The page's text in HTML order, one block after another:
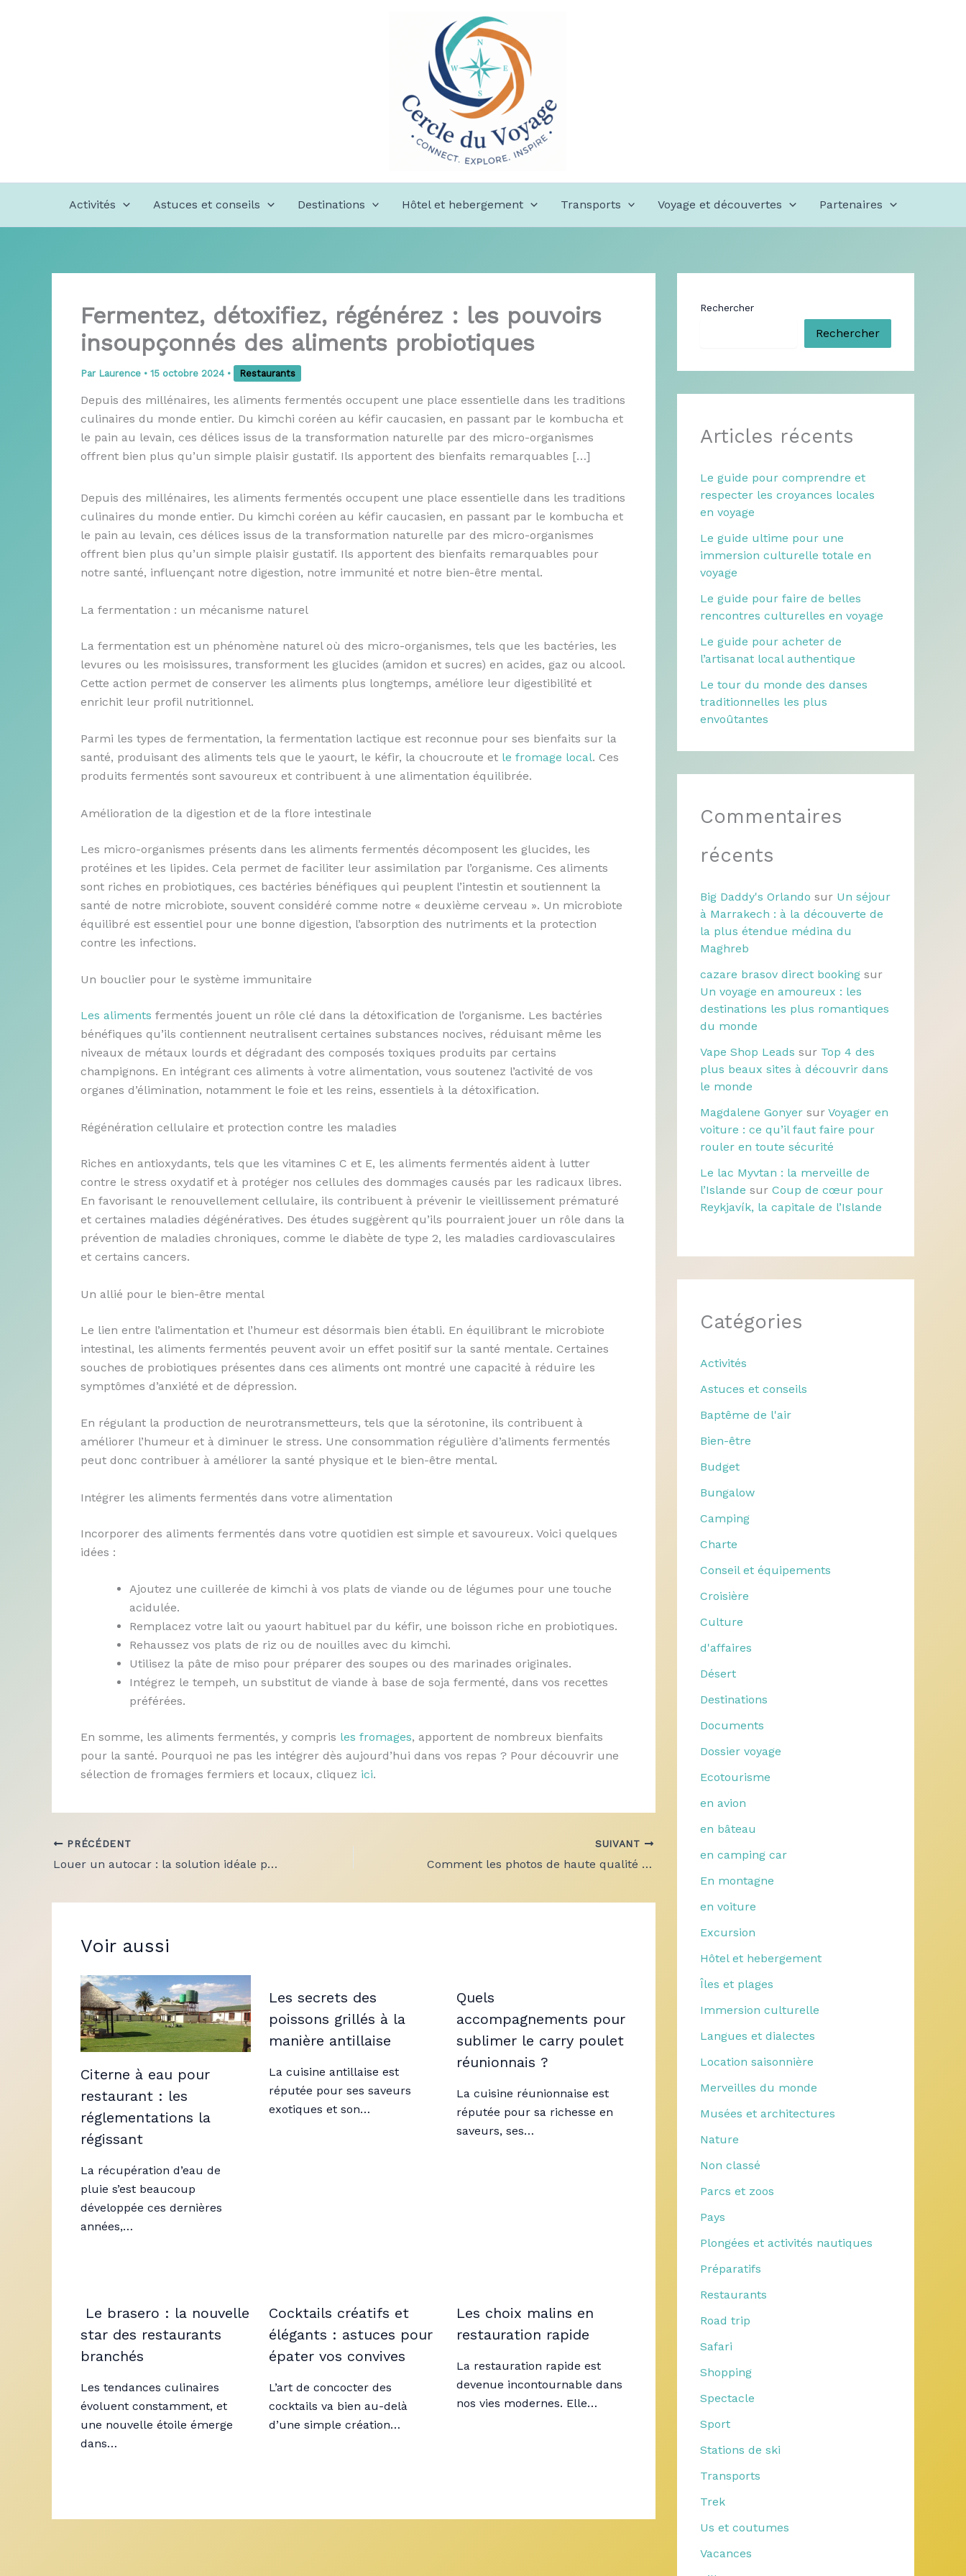
Activités Astuces et conseils Destinations Hôtel et hebergement Transports Voyage et découvertes Partenaires
Fermentez, détoxifiez, régénérez : les pouvoirs
insoupçonnés des aliments probiotiques
Par Laurence • 15 octobre 2024 • Restaurants
Depuis des millénaires, les aliments fermentés occupent une place essentielle dans les traditions
culinaires du monde entier. Du kimchi coréen au kéfir caucasien, en passant par le kombucha et
le pain au levain, ces délices issus de la transformation naturelle par des micro-organismes
offrent bien plus qu’un simple plaisir gustatif. Ils apportent des bienfaits remarquables […]
Depuis des millénaires, les aliments fermentés occupent une place essentielle dans les traditions
culinaires du monde entier. Du kimchi coréen au kéfir caucasien, en passant par le kombucha et
le pain au levain, ces délices issus de la transformation naturelle par des micro-organismes
offrent bien plus qu’un simple plaisir gustatif. Ils apportent des bienfaits remarquables pour
notre santé, influençant notre digestion, notre immunité et notre bien-être mental.
La fermentation : un mécanisme naturel
La fermentation est un phénomène naturel où des micro-organismes, tels que les bactéries, les
levures ou les moisissures, transforment les glucides (amidon et sucres) en acides, gaz ou alcool.
Cette action permet de conserver les aliments plus longtemps, améliore leur digestibilité et
enrichit leur profil nutritionnel.
Parmi les types de fermentation, la fermentation lactique est reconnue pour ses bienfaits sur la
santé, produisant des aliments tels que le yaourt, le kéfir, la choucroute et le fromage local. Ces
produits fermentés sont savoureux et contribuent à une alimentation équilibrée.
Amélioration de la digestion et de la flore intestinale
Les micro-organismes présents dans les aliments fermentés décomposent les glucides, les
protéines et les lipides. Cela permet de faciliter leur assimilation par l’organisme. Ces aliments
sont riches en probiotiques, ces bactéries bénéfiques qui peuplent l’intestin et soutiennent la
santé de notre microbiote, souvent considéré comme notre « deuxième cerveau ». Un microbiote
équilibré est essentiel pour une bonne digestion, l’absorption des nutriments et la protection
contre les infections.
Un bouclier pour le système immunitaire
Les aliments fermentés jouent un rôle clé dans la détoxification de l’organisme. Les bactéries
bénéfiques qu’ils contiennent neutralisent certaines substances nocives, réduisant même les
niveaux de métaux lourds et dégradant des composés toxiques produits par certains
champignons. En intégrant ces aliments à votre alimentation, vous soutenez l’activité de vos
organes d’élimination, notamment le foie et les reins, essentiels à la détoxification.
Régénération cellulaire et protection contre les maladies
Riches en antioxydants, tels que les vitamines C et E, les aliments fermentés aident à lutter
contre le stress oxydatif et à protéger nos cellules des dommages causés par les radicaux libres.
En favorisant le renouvellement cellulaire, ils contribuent à prévenir le vieillissement prématuré
et certaines maladies dégénératives. Des études suggèrent qu’ils pourraient jouer un rôle dans la
prévention de maladies chroniques, comme le diabète de type 2, les maladies cardiovasculaires
et certains cancers.
Un allié pour le bien-être mental
Le lien entre l’alimentation et l’humeur est désormais bien établi. En équilibrant le microbiote
intestinal, les aliments fermentés peuvent avoir un effet positif sur la santé mentale. Certaines
souches de probiotiques présentes dans ces aliments ont montré une capacité à réduire les
symptômes d’anxiété et de dépression.
En régulant la production de neurotransmetteurs, tels que la sérotonine, ils contribuent à
améliorer l’humeur et à diminuer le stress. Une consommation régulière d’aliments fermentés
peut donc contribuer à améliorer la santé physique et le bien-être mental.
Intégrer les aliments fermentés dans votre alimentation
Incorporer des aliments fermentés dans votre quotidien est simple et savoureux. Voici quelques
idées :
Ajoutez une cuillerée de kimchi à vos plats de viande ou de légumes pour une touche
acidulée.
Remplacez votre lait ou yaourt habituel par du kéfir, une boisson riche en probiotiques.
Rehaussez vos plats de riz ou de nouilles avec du kimchi.
Utilisez la pâte de miso pour préparer des soupes ou des marinades originales.
Intégrez le tempeh, un substitut de viande à base de soja fermenté, dans vos recettes
préférées.
En somme, les aliments fermentés, y compris les fromages, apportent de nombreux bienfaits
pour la santé. Pourquoi ne pas les intégrer dès aujourd’hui dans vos repas ? Pour découvrir une
sélection de fromages fermiers et locaux, cliquez ici.
PRÉCÉDENT
Louer un autocar : la solution idéale pour vos déplacements de groupe
SUIVANT
Comment les photos de haute qualité peuvent booster les réservations d’un camping
Voir aussi
Citerne à eau pour
restaurant : les
réglementations la
régissant
La récupération d’eau de
pluie s’est beaucoup
développée ces dernières
années,…
Les secrets des
poissons grillés à la
manière antillaise
La cuisine antillaise est
réputée pour ses saveurs
exotiques et son…
Quels
accompagnements pour
sublimer le carry poulet
réunionnais ?
La cuisine réunionnaise est
réputée pour sa richesse en
saveurs, ses…
Le brasero : la nouvelle
star des restaurants
branchés
Les tendances culinaires
évoluent constamment, et
une nouvelle étoile émerge
dans…
Cocktails créatifs et
élégants : astuces pour
épater vos convives
L’art de concocter des
cocktails va bien au-delà
d’une simple création…
Les choix malins en
restauration rapide
La restauration rapide est
devenue incontournable dans
nos vies modernes. Elle…
Rechercher
Rechercher
Articles récents
Le guide pour comprendre et
respecter les croyances locales
en voyage
Le guide ultime pour une
immersion culturelle totale en
voyage
Le guide pour faire de belles
rencontres culturelles en voyage
Le guide pour acheter de
l’artisanat local authentique
Le tour du monde des danses
traditionnelles les plus
envoûtantes
Commentaires
récents
Big Daddy's Orlando sur Un séjour
à Marrakech : à la découverte de
la plus étendue médina du
Maghreb
cazare brasov direct booking sur
Un voyage en amoureux : les
destinations les plus romantiques
du monde
Vape Shop Leads sur Top 4 des
plus beaux sites à découvrir dans
le monde
Magdalene Gonyer sur Voyager en
voiture : ce qu’il faut faire pour
rouler en toute sécurité
Le lac Myvtan : la merveille de
l’Islande sur Coup de cœur pour
Reykjavík, la capitale de l’Islande
Catégories
Activités
Astuces et conseils
Baptême de l'air
Bien-être
Budget
Bungalow
Camping
Charte
Conseil et équipements
Croisière
Culture
d'affaires
Désert
Destinations
Documents
Dossier voyage
Ecotourisme
en avion
en bâteau
en camping car
En montagne
en voiture
Excursion
Hôtel et hebergement
Îles et plages
Immersion culturelle
Langues et dialectes
Location saisonnière
Merveilles du monde
Musées et architectures
Nature
Non classé
Parcs et zoos
Pays
Plongées et activités nautiques
Préparatifs
Restaurants
Road trip
Safari
Shopping
Spectacle
Sport
Stations de ski
Transports
Trek
Us et coutumes
Vacances